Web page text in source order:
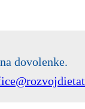
dovolenke.